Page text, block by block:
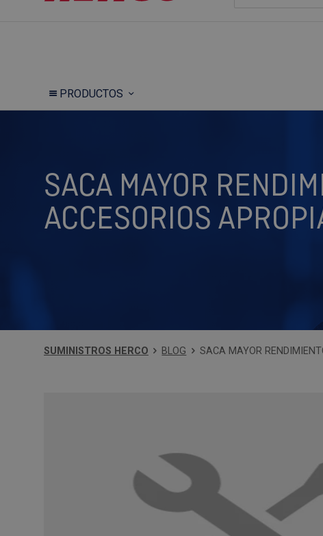
PRODUCTOS
SACA MAYOR
ACCESORIOS
SUMINISTROS HERCO BLOG SACA MAYOR